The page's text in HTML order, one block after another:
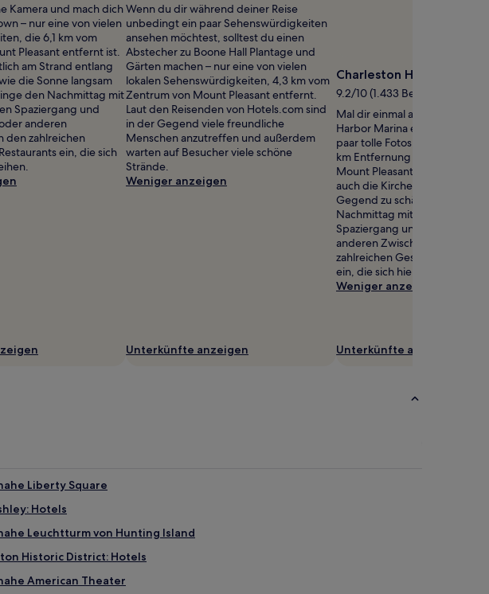
Kamera und mach dich
– nur eine von vielen
die 6,1 km vom
Pleasant entfernt ist.
am Strand entlang
die Sonne langsam
den Nachmittag mit
Spaziergang und
anderen
den zahlreichen
ein, die sich
Wenn du dir während deiner Reise
unbedingt ein paar Sehenswürdigkeiten
ansehen möchtest, solltest du einen
Abstecher zu Boone Hall Plantage und
Gärten machen – nur eine von vielen
lokalen Sehenswürdigkeiten, 4,3 km vom
Zentrum von Mount Pleasant entfernt.
Laut den Reisenden von Hotels.com sind
in der Gegend viele freundliche
Menschen anzutreffen und außerdem
warten auf Besucher viele schöne
Strände.
Weniger anzeigen
Unterkünfte anzeigen
Charleston Harbor
9.2/10 (1.433 Bewertungen)
Mal dir einmal aus, wie du
Harbor Marina
paar tolle Fotos am Wasser
km Entfernung vom
Mount Pleasant. Unsere
auch die Kirchen und die
Gegend zu schätzen.
Nachmittag mit einem
Spaziergang und plane den
anderen Zwischenstopp in
zahlreichen Geschäften und
ein, die sich hier
Weniger anzeigen
Unterkünfte anzeigen
Liberty Square
Hotels
Leuchtturm von Hunting Island
Historic District: Hotels
American Theater